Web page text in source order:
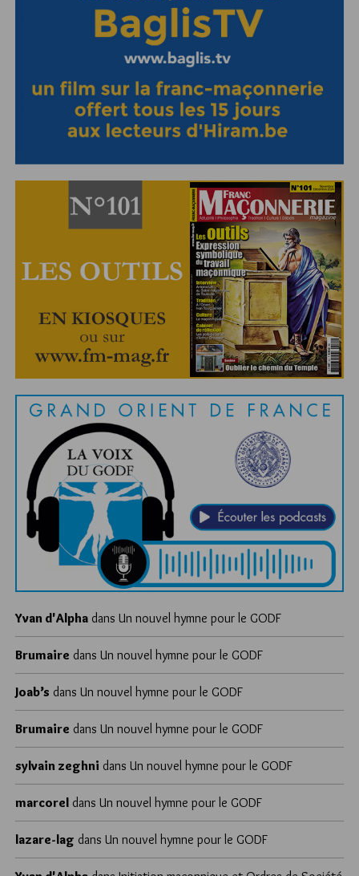
Yvan d'Alpha dans Un nouvel hymne pour le GODF
Brumaire dans Un nouvel hymne pour le GODF
Joab’s dans Un nouvel hymne pour le GODF
Brumaire dans Un nouvel hymne pour le GODF
sylvain zeghni dans Un nouvel hymne pour le GODF
marcorel dans Un nouvel hymne pour le GODF
lazare-lag dans Un nouvel hymne pour le GODF